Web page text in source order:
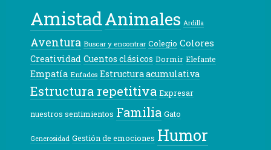
AmistadAnimales Ardilla
Aventura Buscar y encontrar Colegio Colores
Creatividad Cuentos clásicos Dormir Elefante
Empatía Enfados Estructura acumulativa
Estructura repetitiva Expresar
nuestros sentimientos Familia Gato
Generosidad Gestión de emociones Humor